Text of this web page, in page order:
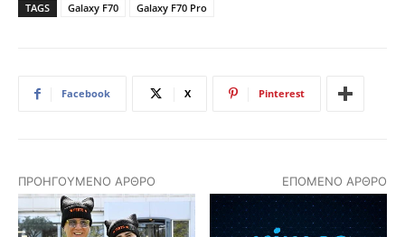
TAGS Galaxy F70 Galaxy F70 Pro
Facebook X Pinterest
ΠΡΟΗΓΟΎΜΕΝΟ ΆΡΘΡΟ ΕΠΌΜΕΝΟ ΆΡΘΡΟ